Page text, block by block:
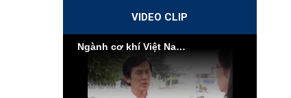
VIDEO CLIP
Ngành cơ khí Việt Nam: Đánh mất cơ hội vì nội lực yếu